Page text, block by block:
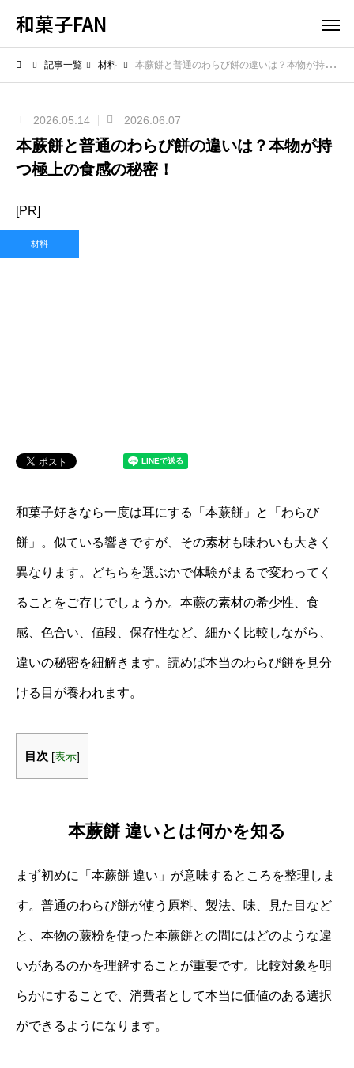
和菓子FAN
記事一覧 材料 本蕨餅と普通のわらび餅の違いは？本物が持つ極上の食感の秘密！
2026.05.14 2026.06.07
本蕨餅と普通のわらび餅の違いは？本物が持
つ極上の食感の秘密！
[PR]
材料
和菓子好きなら一度は耳にする「本蕨餅」と「わらび
餅」。似ている響きですが、その素材も味わいも大きく
異なります。どちらを選ぶかで体験がまるで変わってく
ることをご存じでしょうか。本蕨の素材の希少性、食
感、色合い、値段、保存性など、細かく比較しながら、
違いの秘密を紐解きます。読めば本当のわらび餅を見分
ける目が養われます。
目次 [表示]
本蕨餅 違いとは何かを知る
まず初めに「本蕨餅 違い」が意味するところを整理しま
す。普通のわらび餅が使う原料、製法、味、見た目など
と、本物の蕨粉を使った本蕨餅との間にはどのような違
いがあるのかを理解することが重要です。比較対象を明
らかにすることで、消費者として本当に価値のある選択
ができるようになります。